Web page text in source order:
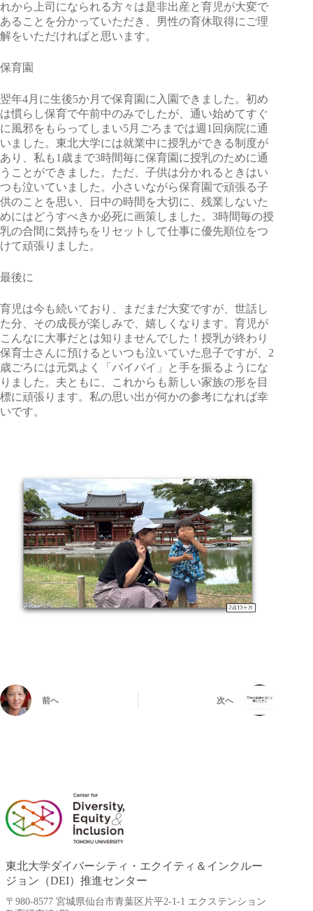
れから上司になられる方々は是非出産と育児が大変で
あることを分かっていただき、男性の育休取得にご理
解をいただければと思います。
保育園
翌年4月に生後5か月で保育園に入園できました。初め
は慣らし保育で午前中のみでしたが、通い始めてすぐ
に風邪をもらってしまい5月ごろまでは週1回病院に通
いました。東北大学には就業中に授乳ができる制度が
あり、私も1歳まで3時間毎に保育園に授乳のために通
うことができました。ただ、子供は分かれるときはい
つも泣いていました。小さいながら保育園で頑張る子
供のことを思い、日中の時間を大切に、残業しないた
めにはどうすべきか必死に画策しました。3時間毎の授
乳の合間に気持ちをリセットして仕事に優先順位をつ
けて頑張りました。
最後に
育児は今も続いており、まだまだ大変ですが、世話し
た分、その成長が楽しみで、嬉しくなります。育児が
こんなに大事だとは知りませんでした！授乳が終わり
保育士さんに預けるといつも泣いていた息子ですが、2
歳ごろには元気よく「バイバイ」と手を振るようにな
りました。夫ともに、これからも新しい家族の形を目
標に頑張ります。私の思い出が何かの参考になれば幸
いです。
前へ 次へ
東北大学ダイバーシティ・エクイティ＆インクルー
ジョン（DEI）推進センター
〒980-8577 宮城県仙台市青葉区片平2-1-1 エクステンション